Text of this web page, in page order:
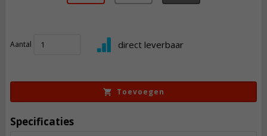
Aantal direct leverbaar
Toevoegen
Specificaties